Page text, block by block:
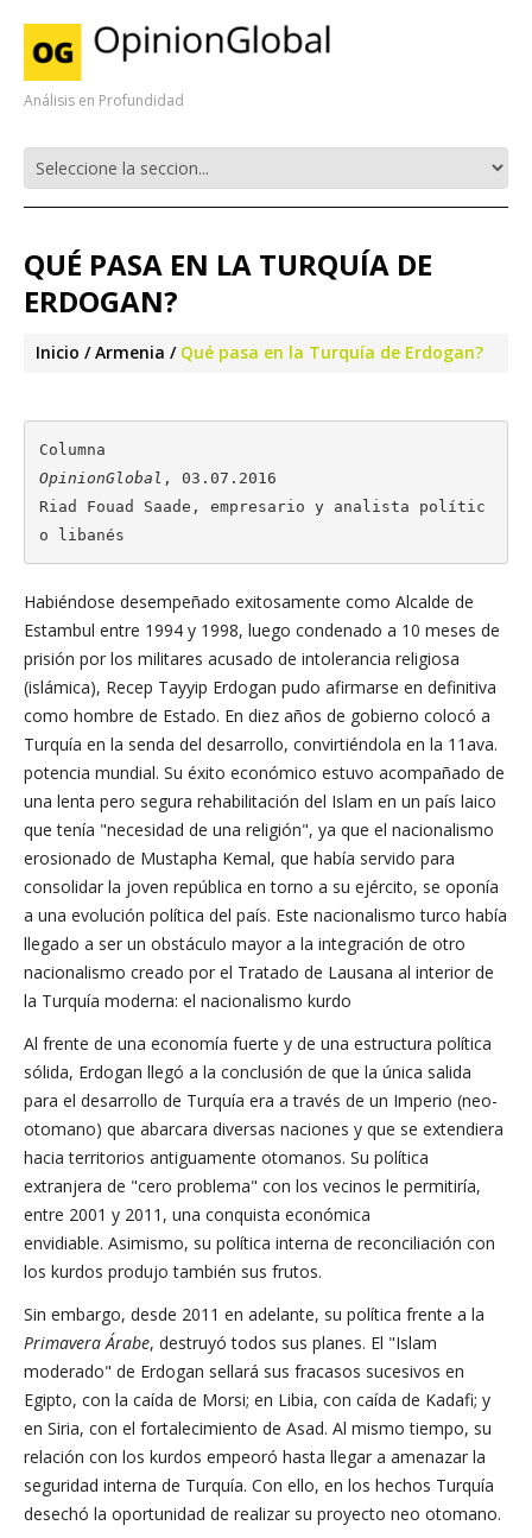
Análisis en Profundidad
QUÉ PASA EN LA TURQUÍA DE
ERDOGAN?
Inicio Armenia Qué pasa en la Turquía de Erdogan?
OpinionGlobal , 03.07.2016
Riad Fouad Saade, empresario y analista polític
o libanés
Habiéndose desempeñado exitosamente como Alcalde de
Estambul entre 1994 y 1998, luego condenado a 10 meses de
prisión por los militares acusado de intolerancia religiosa
(islámica), Recep Tayyip Erdogan pudo afirmarse en definitiva
como hombre de Estado. En diez años de gobierno colocó a
Turquía en la senda del desarrollo, convirtiéndola en la 11ava.
potencia mundial. Su éxito económico estuvo acompañado de
una lenta pero segura rehabilitación del Islam en un país laico
que tenía "necesidad de una religión", ya que el nacionalismo
erosionado de Mustapha Kemal, que había servido para
consolidar la joven república en torno a su ejército, se oponía
a una evolución política del país. Este nacionalismo turco había
llegado a ser un obstáculo mayor a la integración de otro
nacionalismo creado por el Tratado de Lausana al interior de
la Turquía moderna: el nacionalismo kurdo
Al frente de una economía fuerte y de una estructura política
sólida, Erdogan llegó a la conclusión de que la única salida
para el desarrollo de Turquía era a través de un Imperio (neo-
otomano) que abarcara diversas naciones y que se extendiera
hacia territorios antiguamente otomanos. Su política
extranjera de "cero problema" con los vecinos le permitiría,
entre 2001 y 2011, una conquista económica
envidiable. Asimismo, su política interna de reconciliación con
los kurdos produjo también sus frutos.
Sin embargo, desde 2011 en adelante, su política frente a la
Primavera Árabe, destruyó todos sus planes. El "Islam
moderado" de Erdogan sellará sus fracasos sucesivos en
Egipto, con la caída de Morsi; en Libia, con caída de Kadafi; y
en Siria, con el fortalecimiento de Asad. Al mismo tiempo, su
relación con los kurdos empeoró hasta llegar a amenazar la
seguridad interna de Turquía. Con ello, en los hechos Turquía
desechó la oportunidad de realizar su proyecto neo otomano.